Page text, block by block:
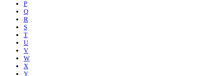
P
Q
R
S
T
U
V
W
X
Y